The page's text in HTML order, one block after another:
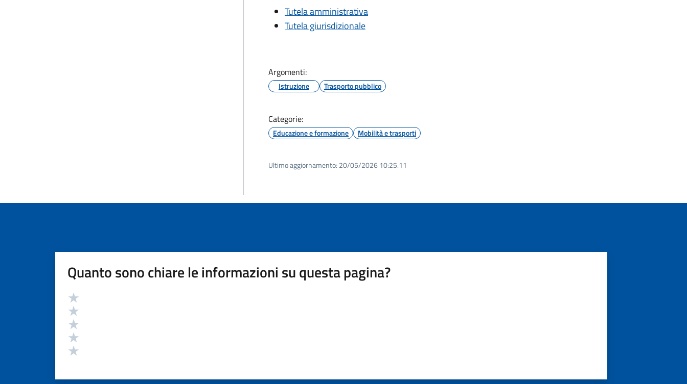
Tutela amministrativa
Tutela giurisdizionale
Argomenti:
Istruzione Trasporto pubblico
Categorie:
Educazione e formazione Mobilità e trasporti
Ultimo aggiornamento: 20/05/2026 10:25.11
Quanto sono chiare le informazioni su questa pagina?
Valutazione